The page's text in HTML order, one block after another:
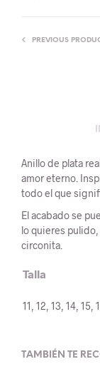
PREVIOUS
Anillo de plata
amor eterno.
todo el que
El acabado se
lo quieres
circonita.
Talla
11, 12, 13, 14, 15,
TAMBIÉN TE